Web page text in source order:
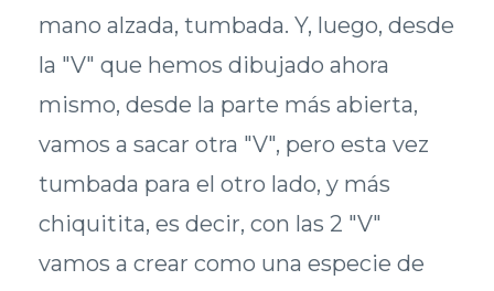
mano alzada, tumbada. Y, luego, desde
la "V" que hemos dibujado ahora
mismo, desde la parte más abierta,
vamos a sacar otra "V", pero esta vez
tumbada para el otro lado, y más
chiquitita, es decir, con las 2 "V"
vamos a crear como una especie de